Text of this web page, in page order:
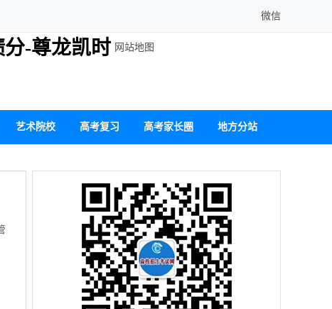
微信
-尊龙凯时
艺术院校 高考复习 高考家长圈 地方分站
网站地图